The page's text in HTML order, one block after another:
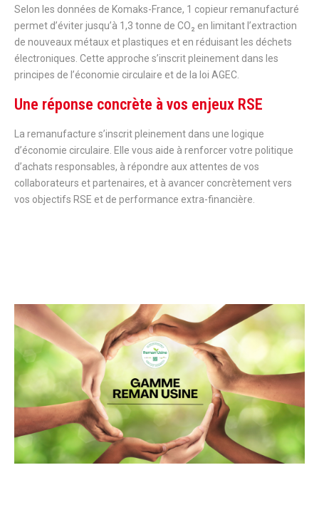
Selon les données de Komaks-France, 1 copieur remanufacturé
permet d’éviter jusqu’à 1,3 tonne de CO₂ en limitant l’extraction
de nouveaux métaux et plastiques et en réduisant les déchets
électroniques. Cette approche s’inscrit pleinement dans les
principes de l’économie circulaire et de la loi AGEC.
Une réponse concrète à vos enjeux RSE
La remanufacture s’inscrit pleinement dans une logique
d’économie circulaire. Elle vous aide à renforcer votre politique
d’achats responsables, à répondre aux attentes de vos
collaborateurs et partenaires, et à avancer concrètement vers
vos objectifs RSE et de performance extra-financière.